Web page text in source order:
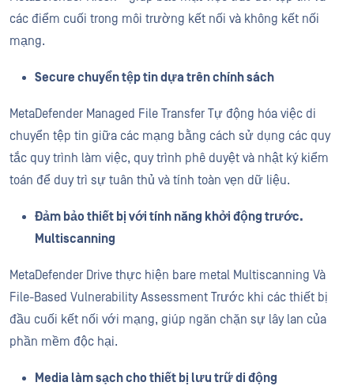
các điểm cuối trong môi trường kết nối và không kết nối
mạng.
Secure chuyển tệp tin dựa trên chính sách
MetaDefender Managed File Transfer Tự động hóa việc di
chuyển tệp tin giữa các mạng bằng cách sử dụng các quy
tắc quy trình làm việc, quy trình phê duyệt và nhật ký kiểm
toán để duy trì sự tuân thủ và tính toàn vẹn dữ liệu.
Đảm bảo thiết bị với tính năng khởi động trước.
Multiscanning
MetaDefender Drive thực hiện bare metal Multiscanning Và
File-Based Vulnerability Assessment Trước khi các thiết bị
đầu cuối kết nối với mạng, giúp ngăn chặn sự lây lan của
phần mềm độc hại.
Media làm sạch cho thiết bị lưu trữ di động